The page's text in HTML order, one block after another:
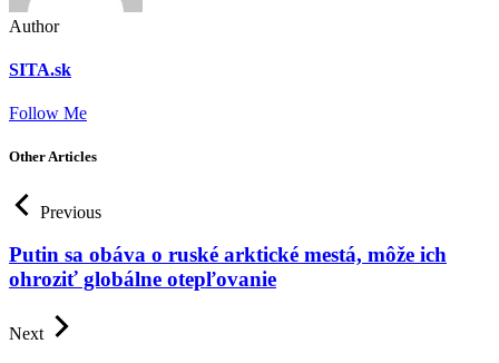
Author
SITA.sk
Follow Me
Other Articles
Previous
Putin sa obáva o ruské arktické mestá, môže ich
ohroziť globálne otepľovanie
Next